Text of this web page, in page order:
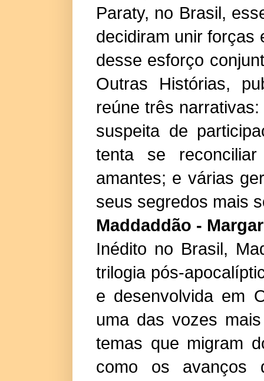
Paraty, no Brasil,
decidiram unir forças
desse esforço
Outras Histórias,
reúne três
suspeita de
tenta se
amantes; e várias
seus segredos mais
Maddaddão -
Inédito no Brasil,
trilogia pós-
e desenvolvida em
uma das vozes
temas que migram
como os avanços